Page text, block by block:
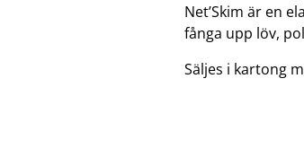
Net’Skim är en
fånga upp löv,
Säljes i kartong